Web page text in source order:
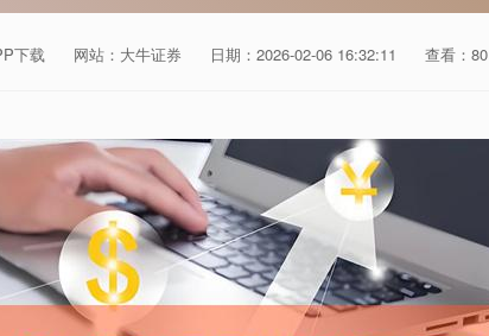
下载 网站：大牛证券 日期：2026-02-06 16:32:11 查看：80